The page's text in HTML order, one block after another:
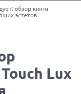
обзор книги
эстетов
Lux